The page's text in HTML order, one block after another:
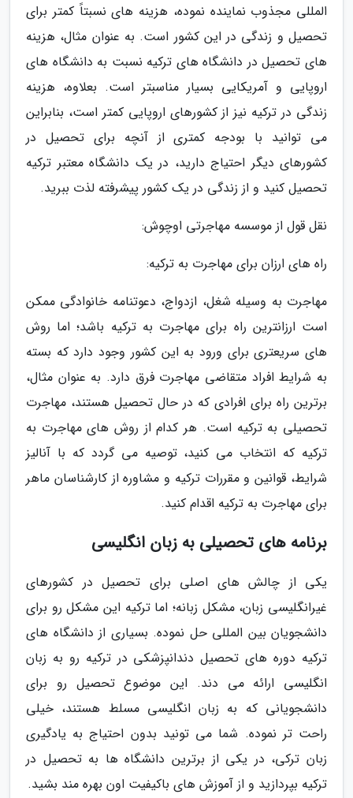
المللی مجذوب نماینده نموده، هزینه های نسبتاً کمتر برای
تحصیل و زندگی در این کشور است. به عنوان مثال، هزینه
های تحصیل در دانشگاه های ترکیه نسبت به دانشگاه های
اروپایی و آمریکایی بسیار مناسبتر است. بعلاوه، هزینه
زندگی در ترکیه نیز از کشورهای اروپایی کمتر است، بنابراین
می توانید با بودجه کمتری از آنچه برای تحصیل در
کشورهای دیگر احتیاج دارید، در یک دانشگاه معتبر ترکیه
تحصیل کنید و از زندگی در یک کشور پیشرفته لذت ببرید.
نقل قول از موسسه مهاجرتی اوچوش:
راه های ارزان برای مهاجرت به ترکیه:
مهاجرت به وسیله شغل، ازدواج، دعوتنامه خانوادگی ممکن
است ارزانترین راه برای مهاجرت به ترکیه باشد؛ اما روش
های سریعتری برای ورود به این کشور وجود دارد که بسته
به شرایط افراد متقاضی مهاجرت فرق دارد. به عنوان مثال،
برترین راه برای افرادی که در حال تحصیل هستند، مهاجرت
تحصیلی به ترکیه است. هر کدام از روش های مهاجرت به
ترکیه که انتخاب می کنید، توصیه می گردد که با آنالیز
شرایط، قوانین و مقررات ترکیه و مشاوره از کارشناسان ماهر
برای مهاجرت به ترکیه اقدام کنید.
برنامه های تحصیلی به زبان انگلیسی
یکی از چالش های اصلی برای تحصیل در کشورهای
غیرانگلیسی زبان، مشکل زبانه؛ اما ترکیه این مشکل رو برای
دانشجویان بین المللی حل نموده. بسیاری از دانشگاه های
ترکیه دوره های تحصیل دندانپزشکی در ترکیه رو به زبان
انگلیسی ارائه می دند. این موضوع تحصیل رو برای
دانشجویانی که به زبان انگلیسی مسلط هستند، خیلی
راحت تر نموده. شما می تونید بدون احتیاج به یادگیری
زبان ترکی، در یکی از برترین دانشگاه ها به تحصیل در
ترکیه بپردازید و از آموزش های باکیفیت اون بهره مند بشید.